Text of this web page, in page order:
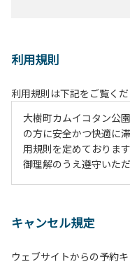
利用規則
利用規則は下記をご覧くだ
大樹町カムイコタン公
の方に安全かつ快適に
用規則を定めております
御理解のうえ遵守いた
２、中学生以下だけで
３、テントサイト（多
キャンセル規定
ウェブサイトからの予約